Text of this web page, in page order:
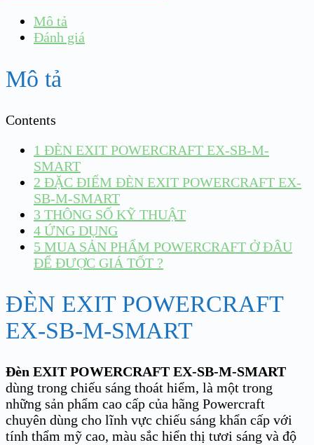
Mô tả
Đánh giá
Mô tả
Contents
1 ĐÈN EXIT POWERCRAFT EX-SB-M-
SMART
2 ĐẶC ĐIỂM ĐÈN EXIT POWERCRAFT EX-
SB-M-SMART
3 THÔNG SỐ KỸ THUẬT
4 ỨNG DỤNG
5 MUA SẢN PHẨM POWERCRAFT Ở ĐÂU
ĐỂ ĐƯỢC GIÁ TỐT ?
ĐÈN EXIT POWERCRAFT
EX-SB-M-SMART
Đèn EXIT POWERCRAFT EX-SB-M-SMART
dùng trong chiếu sáng thoát hiểm, là một trong
những sản phẩm cao cấp của hãng Powercraft
chuyên dùng cho lĩnh vực chiếu sáng khẩn cấp với
tính thẩm mỹ cao, màu sắc hiển thị tươi sáng và độ